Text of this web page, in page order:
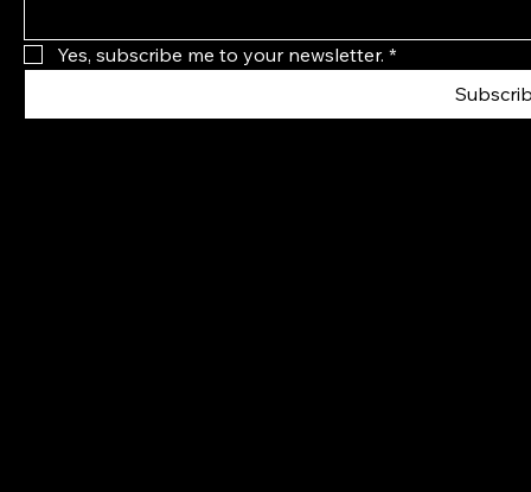
Yes, subscribe me to your newsletter. *